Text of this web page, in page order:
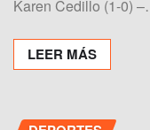
Karen Cedillo (1-0)
LEER MÁS